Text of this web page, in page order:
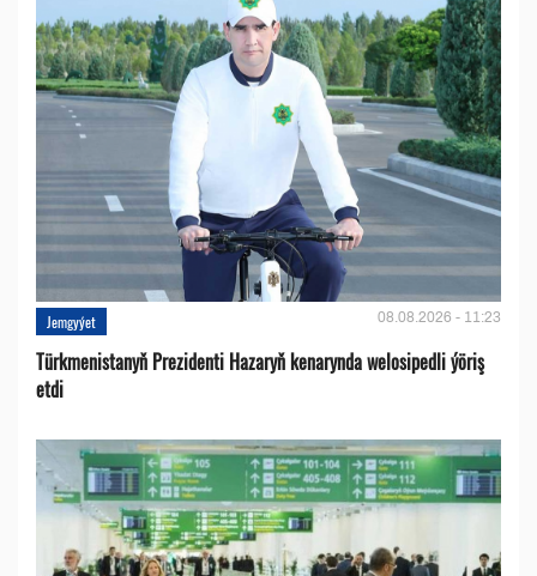
Jemgyýet 08.08.2026 - 11:23
Türkmenistanyň Prezidenti Hazaryň kenarynda welosipedli ýöriş
etdi